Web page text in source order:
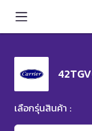
เลือกรุ่นสินค้า :